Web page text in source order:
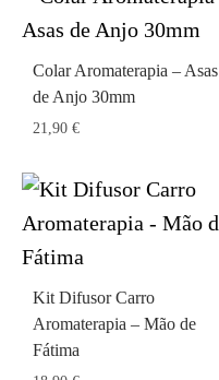
Colar Aromaterapia – Asas
de Anjo 30mm
21,90 €
Kit Difusor Carro
Aromaterapia – Mão de
Fátima